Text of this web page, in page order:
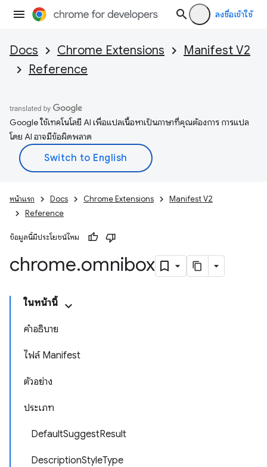
ลงชื่อเข้าใช้
Docs Chrome Extensions
Manifest V2
Reference
Google ใช้เทคโนโลยี AI เพื่อแปลเนื้อหาเป็นภาษาที่คุณต้องการ การแปล
โดย AI อาจมีข้อผิดพลาด
หน้าแรก Docs Chrome Extensions
Manifest V2
Reference
ข้อมูลนี้มีประโยชน์ไหม
chrome.omnibox
ในหน้านี้
คำอธิบาย
ไฟล์ Manifest
ตัวอย่าง
ประเภท
DefaultSuggestResult
DescriptionStyleType